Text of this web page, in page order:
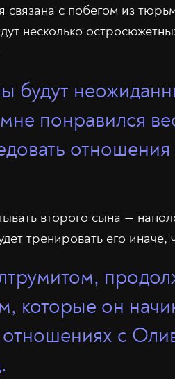
связана с побегом из
несколько
будут
понравился
второго сына —
тренировать его
которые он
отношениях с